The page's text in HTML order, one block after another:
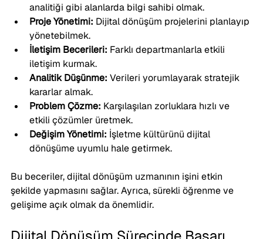
analitiği gibi alanlarda bilgi sahibi olmak.
Proje Yönetimi: Dijital dönüşüm projelerini planlayıp
yönetebilmek.
İletişim Becerileri: Farklı departmanlarla etkili
iletişim kurmak.
Analitik Düşünme: Verileri yorumlayarak stratejik
kararlar almak.
Problem Çözme: Karşılaşılan zorluklara hızlı ve
etkili çözümler üretmek.
Değişim Yönetimi: İşletme kültürünü dijital
dönüşüme uyumlu hale getirmek.
Bu beceriler, dijital dönüşüm uzmanının işini etkin
şekilde yapmasını sağlar. Ayrıca, sürekli öğrenme ve
gelişime açık olmak da önemlidir.